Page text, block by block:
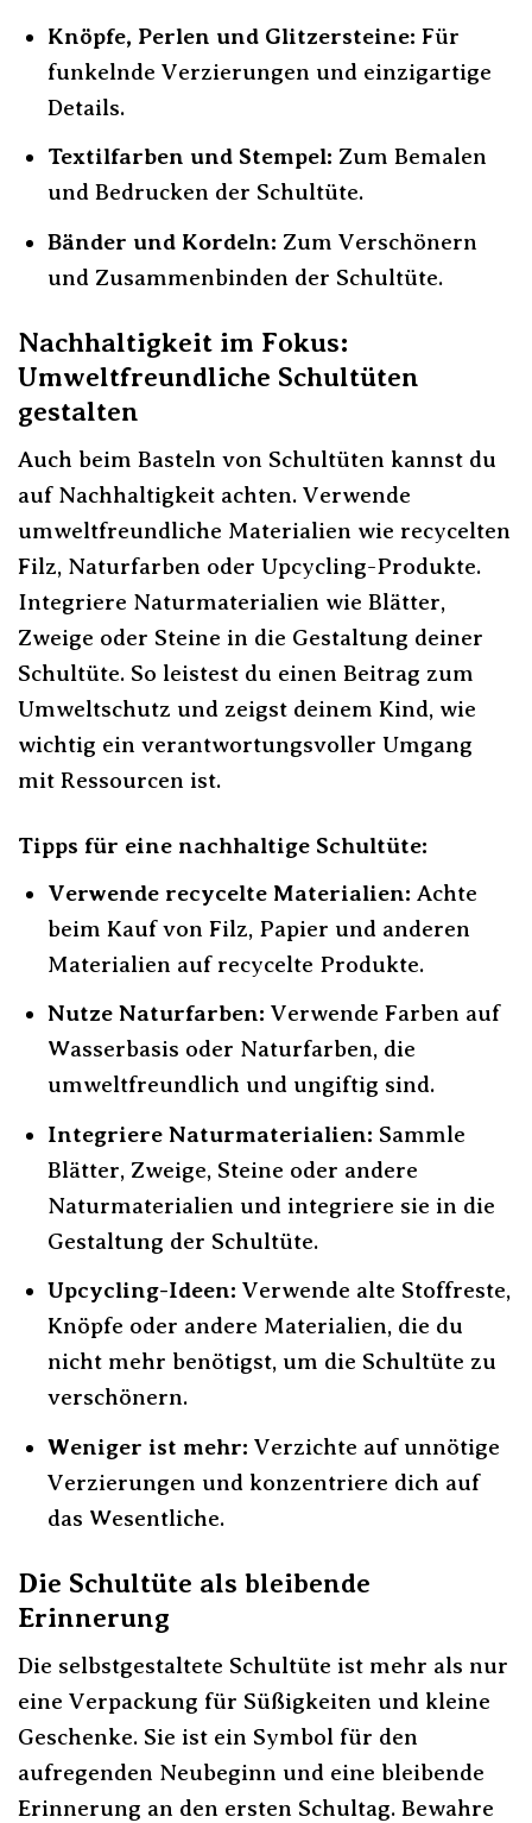
Knöpfe, Perlen und Glitzersteine: Für
funkelnde Verzierungen und einzigartige
Details.
Textilfarben und Stempel: Zum Bemalen
und Bedrucken der Schultüte.
Bänder und Kordeln: Zum Verschönern
und Zusammenbinden der Schultüte.
Nachhaltigkeit im Fokus:
Umweltfreundliche Schultüten
gestalten
Auch beim Basteln von Schultüten kannst du
auf Nachhaltigkeit achten. Verwende
umweltfreundliche Materialien wie recycelten
Filz, Naturfarben oder Upcycling-Produkte.
Integriere Naturmaterialien wie Blätter,
Zweige oder Steine in die Gestaltung deiner
Schultüte. So leistest du einen Beitrag zum
Umweltschutz und zeigst deinem Kind, wie
wichtig ein verantwortungsvoller Umgang
mit Ressourcen ist.
Tipps für eine nachhaltige Schultüte:
Verwende recycelte Materialien: Achte
beim Kauf von Filz, Papier und anderen
Materialien auf recycelte Produkte.
Nutze Naturfarben: Verwende Farben auf
Wasserbasis oder Naturfarben, die
umweltfreundlich und ungiftig sind.
Integriere Naturmaterialien: Sammle
Blätter, Zweige, Steine oder andere
Naturmaterialien und integriere sie in die
Gestaltung der Schultüte.
Upcycling-Ideen: Verwende alte Stoffreste,
Knöpfe oder andere Materialien, die du
nicht mehr benötigst, um die Schultüte zu
verschönern.
Weniger ist mehr: Verzichte auf unnötige
Verzierungen und konzentriere dich auf
das Wesentliche.
Die Schultüte als bleibende
Erinnerung
Die selbstgestaltete Schultüte ist mehr als nur
eine Verpackung für Süßigkeiten und kleine
Geschenke. Sie ist ein Symbol für den
aufregenden Neubeginn und eine bleibende
Erinnerung an den ersten Schultag. Bewahre